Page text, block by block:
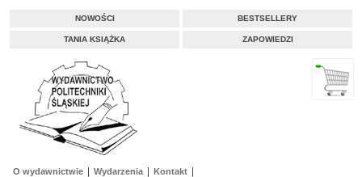
NOWOŚCI BESTSELLERY
TANIA KSIĄŻKA ZAPOWIEDZI
O wydawnictwie Wydarzenia Kontakt